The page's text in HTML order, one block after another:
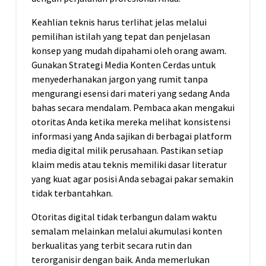
Keahlian teknis harus terlihat jelas melalui
pemilihan istilah yang tepat dan penjelasan
konsep yang mudah dipahami oleh orang awam.
Gunakan Strategi Media Konten Cerdas untuk
menyederhanakan jargon yang rumit tanpa
mengurangi esensi dari materi yang sedang Anda
bahas secara mendalam. Pembaca akan mengakui
otoritas Anda ketika mereka melihat konsistensi
informasi yang Anda sajikan di berbagai platform
media digital milik perusahaan. Pastikan setiap
klaim medis atau teknis memiliki dasar literatur
yang kuat agar posisi Anda sebagai pakar semakin
tidak terbantahkan.
Otoritas digital tidak terbangun dalam waktu
semalam melainkan melalui akumulasi konten
berkualitas yang terbit secara rutin dan
terorganisir dengan baik. Anda memerlukan